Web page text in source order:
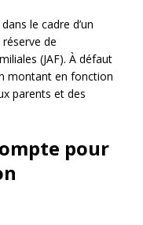
le cadre d’un
de
(JAF). À défaut
montant en fonction
parents et des
pour